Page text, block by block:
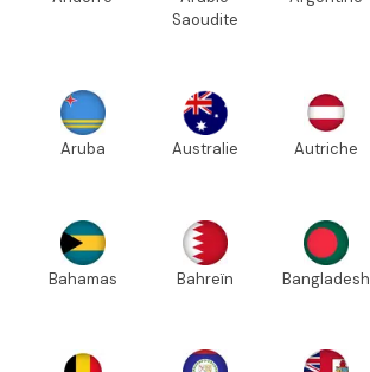
Saoudite
Aruba Australie Autriche
Bahamas Bahreïn Bangladesh